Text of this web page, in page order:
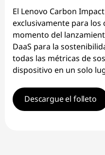
El Lenovo Carbon
exclusivamente para los
momento del
DaaS para la
todas las métricas de
dispositivo en un solo
Descargue el folleto